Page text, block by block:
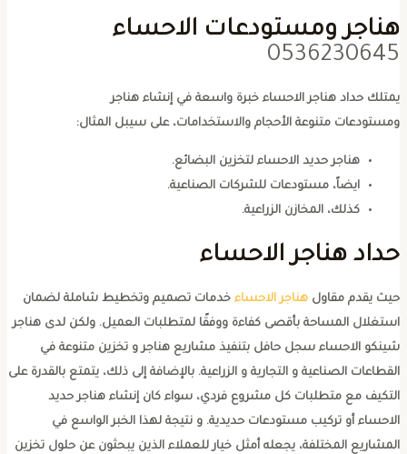
ومستودعات الاحساء
حداد هناجر الاحساء خبرة واسعة في إنشاء هناجر
متنوعة الأحجام والاستخدامات، على سيبل المثال:
هناجر حديد الاحساء لتخزين البضائع.
ايضاً، مستودعات للشركات الصناعية.
كذلك، المخازن الزراعية.
هناجر الاحساء
يقدم مقاولهناجر الاحساءخدمات تصميم وتخطيط شاملة لضمان
المساحة بأقصى كفاءة ووفقًا لمتطلبات العميل. ولكن لدى هناجر
الاحساء سجل حافل بتنفيذ مشاريع هناجر و تخزين متنوعة في
الصناعية و التجارية و الزراعية. بالإضافة إلى ذلك، يتمتع بالقدرة على
مع متطلبات كل مشروع فردي، سواء كان إنشاء هناجر حديد
أو تركيب مستودعات حديدية. و نتيجة لهذا الخبر الواسع في
المختلفة، يجعله أمثل خيار للعملاء الذين يبحثون عن حلول تخزين